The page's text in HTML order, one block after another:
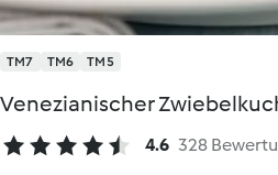
TM7 TM6 TM5
Venezianischer
4.6 328